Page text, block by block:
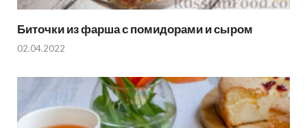
Биточки из фарша с помидорами и сыром
02.04.2022